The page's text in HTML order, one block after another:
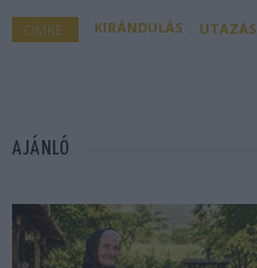
CÍMKE: KIRÁNDULÁS UTAZÁS
AJÁNLÓ